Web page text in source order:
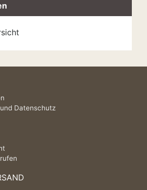
Datenschutz